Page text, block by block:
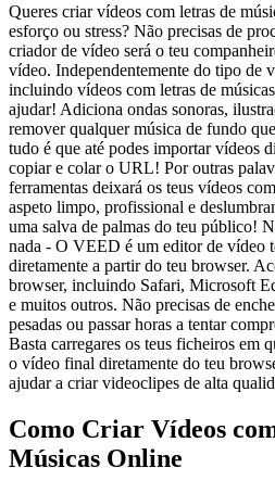
Queres criar vídeos com letras de
esforço ou stress? Não precisas de
criador de vídeo será o teu
vídeo. Independentemente do tipo de
incluindo vídeos com letras de
ajudar! Adiciona ondas sonoras,
remover qualquer música de fundo
tudo é que até podes importar vídeos
copiar e colar o URL! Por outras
ferramentas deixará os teus vídeos
aspeto limpo, profissional e
uma salva de palmas do teu público!
nada - O VEED é um editor de vídeo
diretamente a partir do teu browser.
browser, incluindo Safari, Microsoft
e muitos outros. Não precisas de
pesadas ou passar horas a tentar
Basta carregares os teus ficheiros em
o vídeo final diretamente do teu
ajudar a criar videoclipes de alta
Como Criar Vídeos
Músicas Online